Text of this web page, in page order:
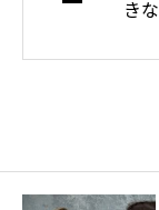
き